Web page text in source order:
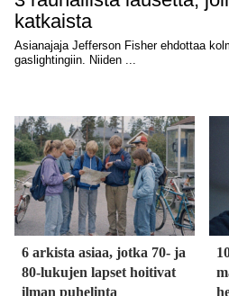
6 arkista asiaa, jotka 70- ja
80-lukujen lapset hoitivat
ilman puhelinta